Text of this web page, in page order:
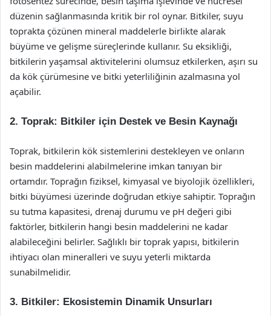
düzenin sağlanmasında kritik bir rol oynar. Bitkiler, suyu
toprakta çözünen mineral maddelerle birlikte alarak
büyüme ve gelişme süreçlerinde kullanır. Su eksikliği,
bitkilerin yaşamsal aktivitelerini olumsuz etkilerken, aşırı su
da kök çürümesine ve bitki yeterliliğinin azalmasına yol
açabilir.
2. Toprak: Bitkiler için Destek ve Besin Kaynağı
Toprak, bitkilerin kök sistemlerini destekleyen ve onların
besin maddelerini alabilmelerine imkan tanıyan bir
ortamdır. Toprağın fiziksel, kimyasal ve biyolojik özellikleri,
bitki büyümesi üzerinde doğrudan etkiye sahiptir. Toprağın
su tutma kapasitesi, drenaj durumu ve pH değeri gibi
faktörler, bitkilerin hangi besin maddelerini ne kadar
alabileceğini belirler. Sağlıklı bir toprak yapısı, bitkilerin
ihtiyacı olan mineralleri ve suyu yeterli miktarda
sunabilmelidir.
3. Bitkiler: Ekosistemin Dinamik Unsurları